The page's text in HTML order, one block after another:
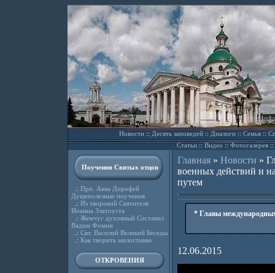
Новости::Десять заповедей::Диалоги::Семья::
Статьи::Видео ::Фотогалерея::
Поучения Святых отцов
.: Прп. Авва Дорофей
Душеполезные поучения
.: Из творений Святителя
Иоанна Златоуста
.: Жемчуг духовный Составил
Вадим Фомин
.: Свт. Василий Великий Беседы
.: Как творить милостыню
ОТКРОВЕНИЯ
Главная» Новости »
военных действий и
путем
* Главы
12.06.2015